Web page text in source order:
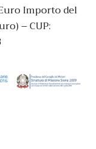
Importo del
–CUP: